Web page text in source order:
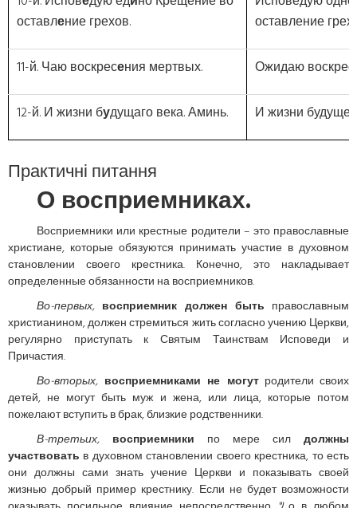
оставление грехов.
оставление
11-й. Чаю воскресения мертвых. Ожидаю
12-й. И жизни будущаго века. Аминь. И жизни
Практичні питання
О восприемниках.
Восприемники или крестные родители – это православные
христиане, которые обязуются принимать участие в духовном
становлении своего крестника. Конечно, это накладывает
определенные обязанности на восприемников.
Во-первых, восприемник должен быть православным
христианином, должен стремиться жить согласно учению Церкви,
регулярно приступать к Святым Таинствам Исповеди и
Причастия.
Во-вторых, восприемниками не могутродители своих
детей, не могут быть муж и жена, или лица, которые потом
пожелают вступить в брак, близкие родственники.
В-третьих,
восприемники по мере сил должны
участвовать в духовном становлении своего крестника, то есть
они должны сами знать учение Церкви и показывать своей
жизнью добрый пример крестнику. Если не будет возможности